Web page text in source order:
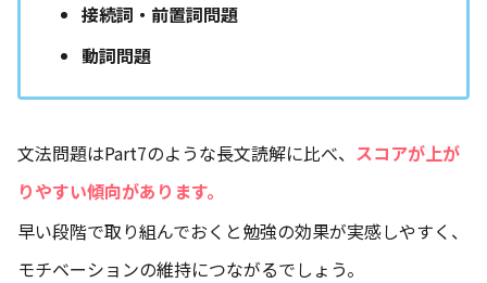
接続詞・前置詞問題
動詞問題
文法問題はPart7のような長文読解に比べ、 スコアが上が
りやすい傾向があります。
早い段階で取り組んでおくと勉強の効果が実感しやすく、
モチベーションの維持につながるでしょう。